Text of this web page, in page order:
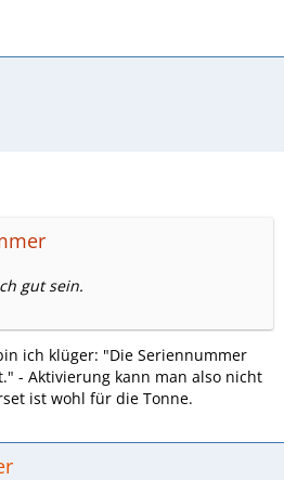
gut sein.
ich klüger: "Die Seriennummer
- Aktivierung kann man also nicht
ist wohl für die Tonne.